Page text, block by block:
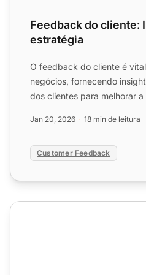
Feedback do cliente:
estratégia
O feedback do cliente é
negócios, fornecendo
dos clientes para melhorar
Jan 20, 2026 18 min de leitura
Customer Feedback
Fidelidade do Cliente 101: